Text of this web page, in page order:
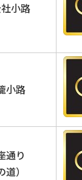
小路
小路
通り
道）